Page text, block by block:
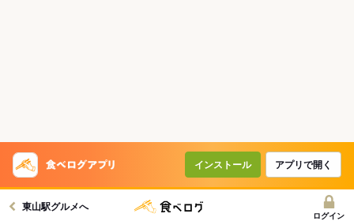
インストール アプリで開く
東山駅グルメへ
ログイン